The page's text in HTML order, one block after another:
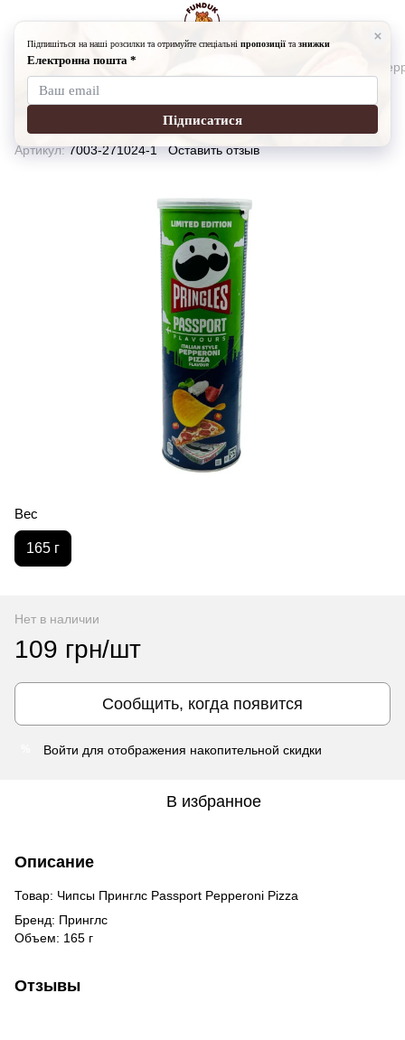
Снеки Чипсы Чипсы Принглс Passport
Чипсы Принглс Passport Pepperoni
Артикул:7003-271024-1 Оставить отзыв
Вес
165 г
Нет в наличии
109 грн/шт
Сообщить, когда появится
Войти для отображения накопительной скидки
В избранное
Описание
Товар: Чипсы Принглс Passport Pepperoni Pizza
Бренд: Принглс
Объем: 165 г
Отзывы